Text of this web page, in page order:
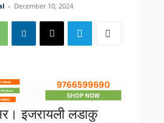
- December 10, 2024
इजरायली लडाकु